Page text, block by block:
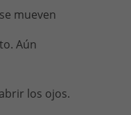
mueven
Aún
los ojos.